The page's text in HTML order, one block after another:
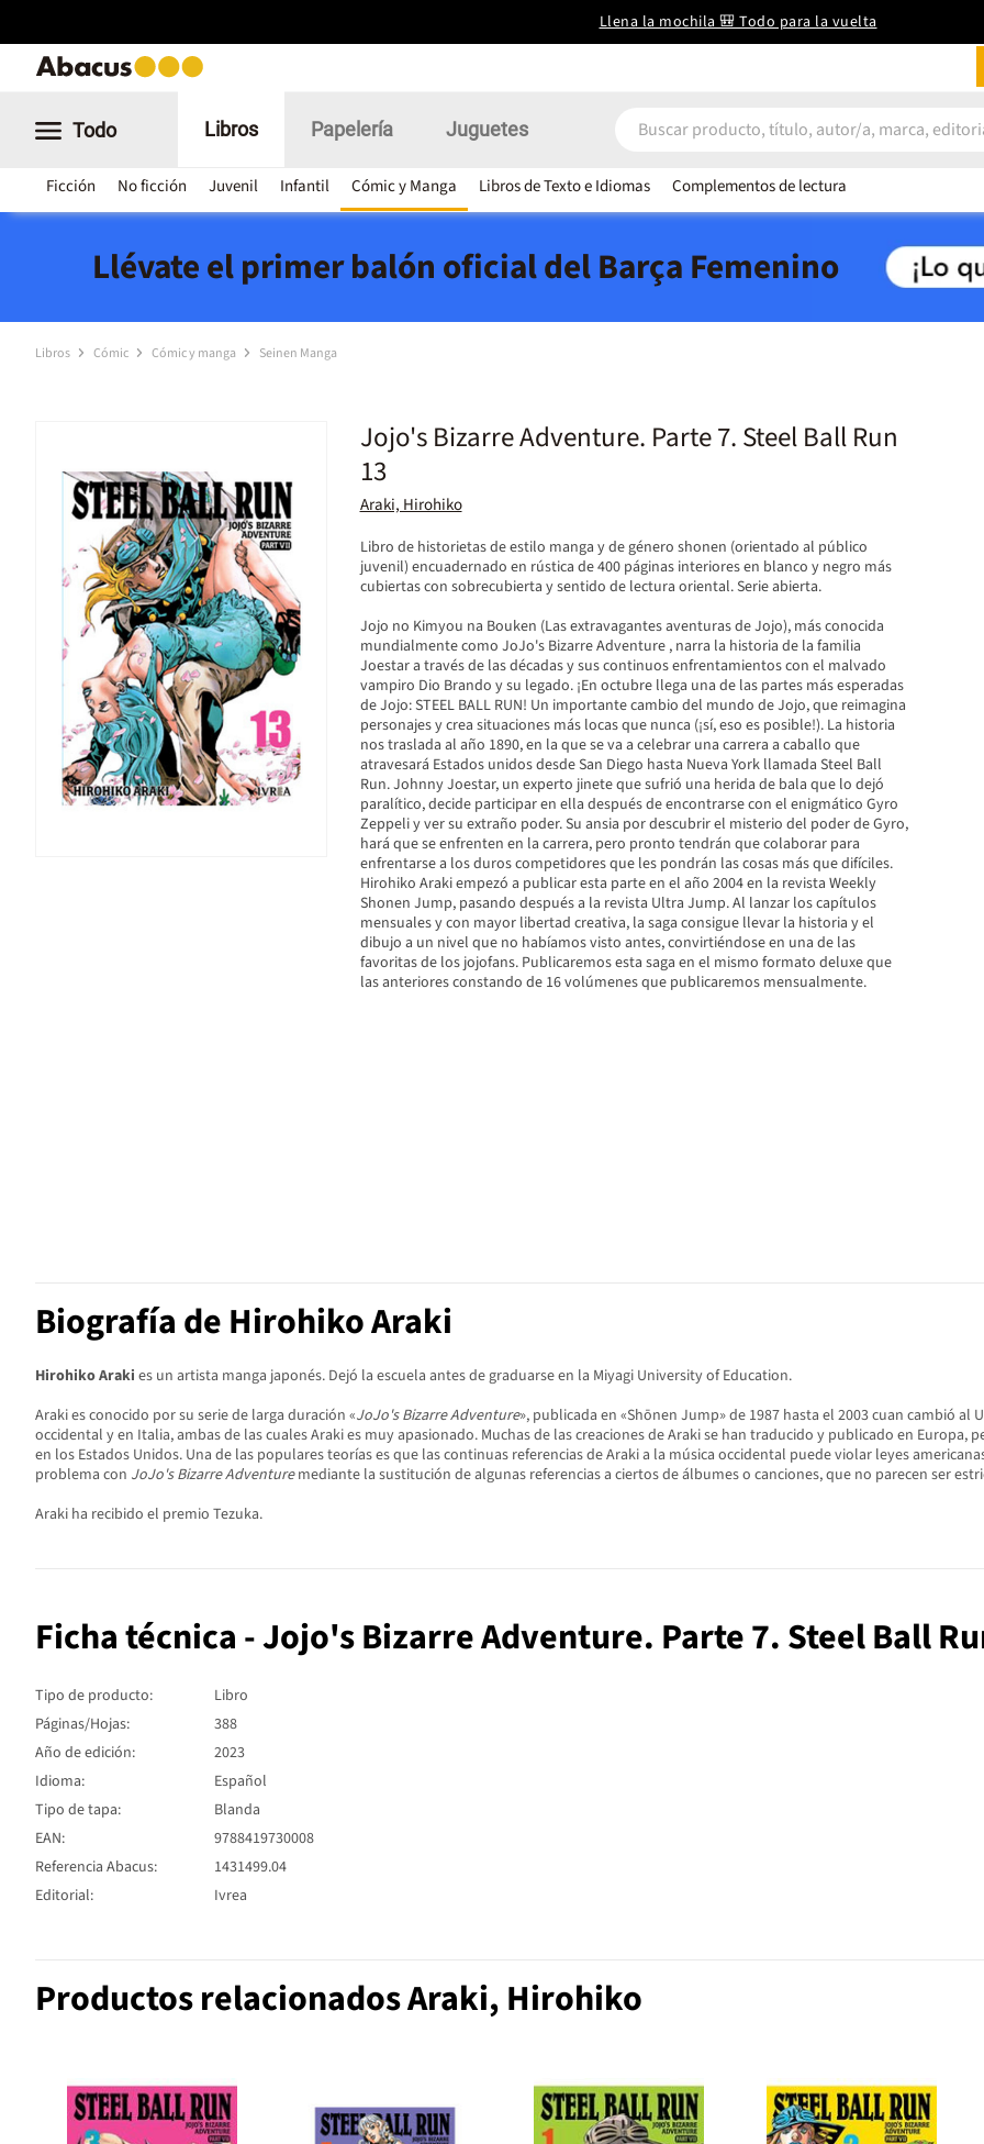
Llena la mochila 🎒 Todo para la vuelta
Todo Libros
Ficción No ficción Juvenil Infantil Cómic y Manga Libros de Texto e Idiomas Complementos de lectura
Papelería Juguetes
Llévate el primer balón oficial del Barça Femenino
Libros Cómic Cómic y manga Seinen Manga
Jojo's Bizarre Adventure. Parte 7. Steel Ball Run
13
Araki, Hirohiko
Libro de historietas de estilo manga y de género shonen (orientado al público
juvenil) encuadernado en rústica de 400 páginas interiores en blanco y negro más
cubiertas con sobrecubierta y sentido de lectura oriental. Serie abierta.
Jojo no Kimyou na Bouken (Las extravagantes aventuras de Jojo), más conocida
mundialmente como JoJo's Bizarre Adventure , narra la historia de la familia
Joestar a través de las décadas y sus continuos enfrentamientos con el malvado
vampiro Dio Brando y su legado. ¡En octubre llega una de las partes más esperadas
de Jojo: STEEL BALL RUN! Un importante cambio del mundo de Jojo, que reimagina
personajes y crea situaciones más locas que nunca (¡sí, eso es posible!). La historia
nos traslada al año 1890, en la que se va a celebrar una carrera a caballo que
atravesará Estados unidos desde San Diego hasta Nueva York llamada Steel Ball
Run. Johnny Joestar, un experto jinete que sufrió una herida de bala que lo dejó
paralítico, decide participar en ella después de encontrarse con el enigmático Gyro
Zeppeli y ver su extraño poder. Su ansia por descubrir el misterio del poder de Gyro,
hará que se enfrenten en la carrera, pero pronto tendrán que colaborar para
enfrentarse a los duros competidores que les pondrán las cosas más que difíciles.
Hirohiko Araki empezó a publicar esta parte en el año 2004 en la revista Weekly
Shonen Jump, pasando después a la revista Ultra Jump. Al lanzar los capítulos
mensuales y con mayor libertad creativa, la saga consigue llevar la historia y el
dibujo a un nivel que no habíamos visto antes, convirtiéndose en una de las
favoritas de los jojofans. Publicaremos esta saga en el mismo formato deluxe que
las anteriores constando de 16 volúmenes que publicaremos mensualmente.
Biografía de Hirohiko Araki
Hirohiko Araki es un artista manga japonés. Dejó la escuela antes de graduarse en la Miyagi University of Education.
Araki es conocido por su serie de larga duración «JoJo's Bizarre Adventure», publicada en «Shōnen Jump» de 1987 hasta el 2003 cuan cambió
occidental y en Italia, ambas de las cuales Araki es muy apasionado. Muchas de las creaciones de Araki se han traducido y publicado en Europa,
en los Estados Unidos. Una de las populares teorías es que las continuas referencias de Araki a la música occidental puede violar leyes
problema con JoJo's Bizarre Adventuremediante la sustitución de algunas referencias a ciertos de álbumes o canciones, que no parecen ser
Araki ha recibido el premio Tezuka.
Ficha técnica - Jojo's Bizarre Adventure. Parte 7. Steel Ball
Tipo de producto:
Libro
Páginas/Hojas:
388
Año de edición:
2023
Idioma:
Español
Tipo de tapa:
Blanda
EAN:
9788419730008
Referencia Abacus:
1431499.04
Editorial:
Ivrea
Productos relacionados Araki, Hirohiko